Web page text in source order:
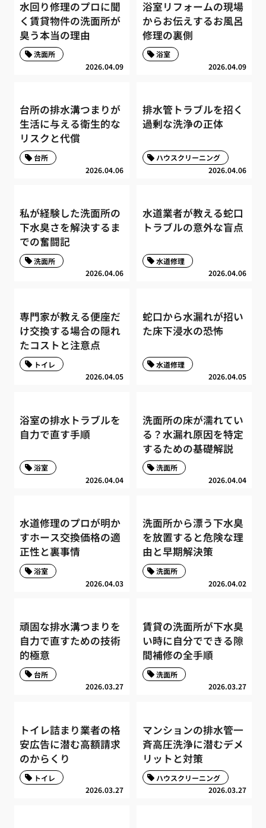
水回り修理のプロに聞
く賃貸物件の洗面所が
臭う本当の理由
2026.04.09
洗面所
浴室リフォームの現場
からお伝えするお風呂
修理の裏側
2026.04.09
浴室
台所の排水溝つまりが
生活に与える衛生的な
リスクと代償
2026.04.06
台所
排水管トラブルを招く
過剰な洗浄の正体
2026.04.06
ハウスクリーニング
私が経験した洗面所の
下水臭さを解決するま
での奮闘記
2026.04.06
洗面所
水道業者が教える蛇口
トラブルの意外な盲点
2026.04.06
水道修理
専門家が教える便座だ
け交換する場合の隠れ
たコストと注意点
2026.04.05
トイレ
蛇口から水漏れが招い
た床下浸水の恐怖
2026.04.05
水道修理
浴室の排水トラブルを
自力で直す手順
2026.04.04
浴室
洗面所の床が濡れてい
る？水漏れ原因を特定
するための基礎解説
2026.04.04
洗面所
水道修理のプロが明か
すホース交換価格の適
正性と裏事情
2026.04.03
浴室
洗面所から漂う下水臭
を放置すると危険な理
由と早期解決策
2026.04.02
洗面所
頑固な排水溝つまりを
自力で直すための技術
的極意
2026.03.27
台所
賃貸の洗面所が下水臭
い時に自分でできる隙
間補修の全手順
2026.03.27
洗面所
トイレ詰まり業者の格
安広告に潜む高額請求
のからくり
2026.03.27
トイレ
マンションの排水管一
斉高圧洗浄に潜むデメ
リットと対策
2026.03.27
ハウスクリーニング